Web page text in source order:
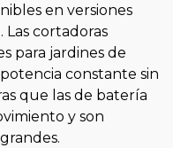
en versiones
Las cortadoras
para jardines de
constante sin
que las de batería
y son